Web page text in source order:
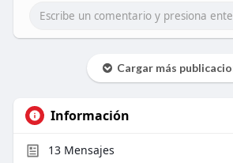
Cargar más
Información
13Mensajes